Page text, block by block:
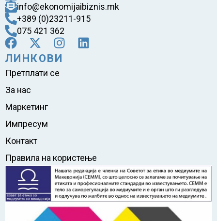
info@ekonomijaibiznis.mk
+389 (0)23211-915
075 421 362
ЛИНКОВИ
Претплати се
За нас
Маркетинг
Импресум
Контакт
Правила на користење